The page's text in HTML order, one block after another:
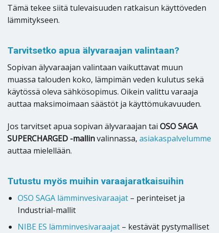
Tämä tekee siitä tulevaisuuden ratkaisun käyttöveden
lämmitykseen.
Tarvitsetko apua älyvaraajan valintaan?
Sopivan älyvaraajan valintaan vaikuttavat muun
muassa talouden koko, lämpimän veden kulutus sekä
käytössä oleva sähkösopimus. Oikein valittu varaaja
auttaa maksimoimaan säästöt ja käyttömukavuuden.
Jos tarvitset apua sopivan älyvaraajan tai OSO SAGA
SUPERCHARGED -mallinvalinnassa, asiakaspalvelumme
auttaa mielellään.
Tutustu myös muihin varaajaratkaisuihin
OSO SAGA lämminvesivaraajat– perinteiset ja
Industrial-mallit
NIBE ES lämminvesivaraajat– kestävät pystymalliset